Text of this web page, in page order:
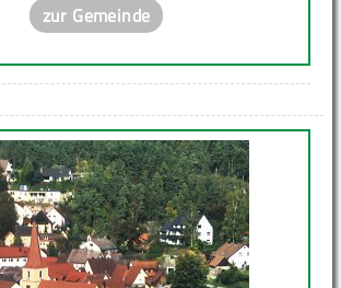
zur Gemeinde